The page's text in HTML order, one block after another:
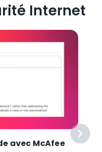
Internet
avec McAfee